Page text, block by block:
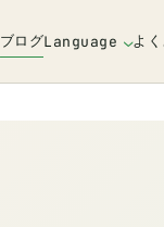
ブログLanguage よ